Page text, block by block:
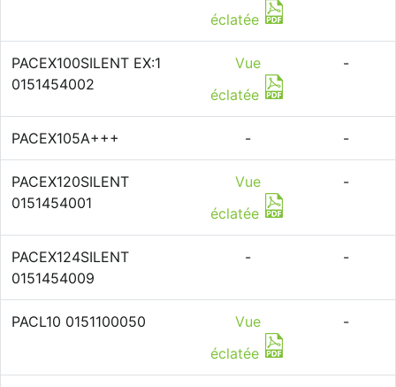
éclatée
PACEX100SILENT EX:1
0151454002
Vue
éclatée
-
PACEX105A+++ - -
PACEX120SILENT
0151454001
Vue
éclatée
-
PACEX124SILENT
0151454009
- -
PACL10 0151100050
Vue
éclatée
-